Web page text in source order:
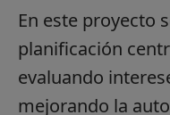
En este proyecto
planificación
evaluando
mejorando la